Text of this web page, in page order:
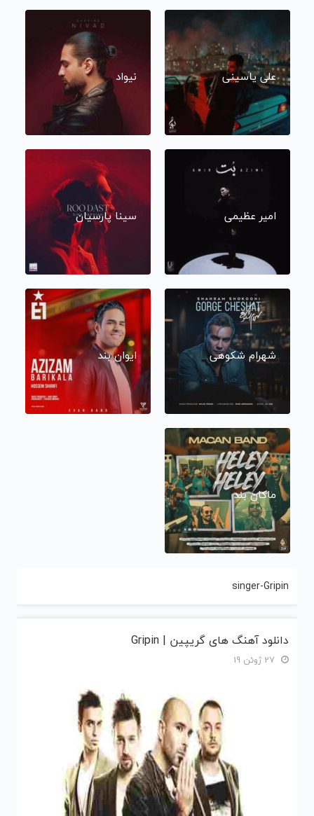
علی یاسینی نیواد
امیر عظیمی سینا پارسیان
شهرام شکوهی ایوان بند
ماکان بند
singer-Gripin
دانلود آهنگ های گریپین | Gripin